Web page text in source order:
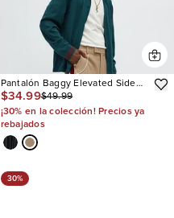
Pantalón Baggy Elevated Side
Stripe
$34.99$49.99
¡30% en la colección! Precios ya
rebajados
30%